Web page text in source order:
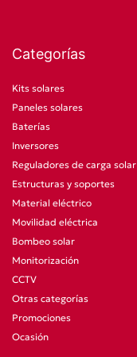
Categorías
Kits solares
Paneles solares
Baterías
Inversores
Reguladores de carga solar
Estructuras y soportes
Material eléctrico
Movilidad eléctrica
Bombeo solar
Monitorización
CCTV
Otras categorías
Promociones
Ocasión